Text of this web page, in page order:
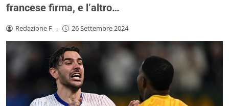
francese firma, e l’altro…
Redazione F - 26 Settembre 2024